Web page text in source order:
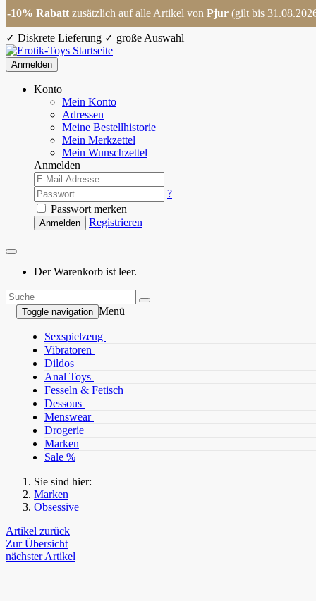
✓ Diskrete Lieferung ✓ große Auswahl
Anmelden
Konto
Mein Konto
Adressen
Meine Bestellhistorie
Mein Merkzettel
Mein Wunschzettel
Anmelden
?
Passwort merken
Anmelden Registrieren
Der Warenkorb ist leer.
Toggle navigation Menü
Sexspielzeug
Vibratoren
Dildos
Anal Toys
Fesseln & Fetisch
Dessous
Menswear
Drogerie
Marken
Sale %
Sie sind hier:
Marken
Obsessive
Artikel zurück
Zur Übersicht
nächster Artikel
-10% Rabatt zusätzlich auf alle Artikel von Pjur (gilt bis